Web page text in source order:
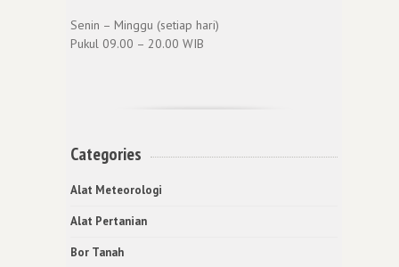
Senin – Minggu (setiap hari)
Pukul 09.00 – 20.00 WIB
Categories
Alat Meteorologi
Alat Pertanian
Bor Tanah